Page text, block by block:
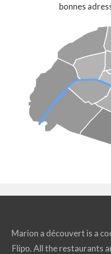
bonnes
Marion a découvert is a
Flipo. All the restaurants